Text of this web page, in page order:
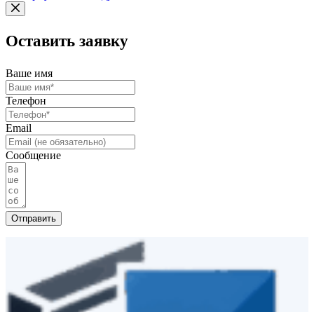
Оставить заявку
Ваше имя
Телефон
Email
Сообщение
Отправить